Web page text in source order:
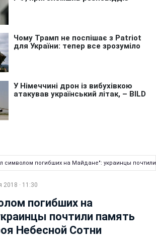
символом погибших на Майдане": украинцы
2018 · 11:30
погибших на
почтили память
Небесной Сотни